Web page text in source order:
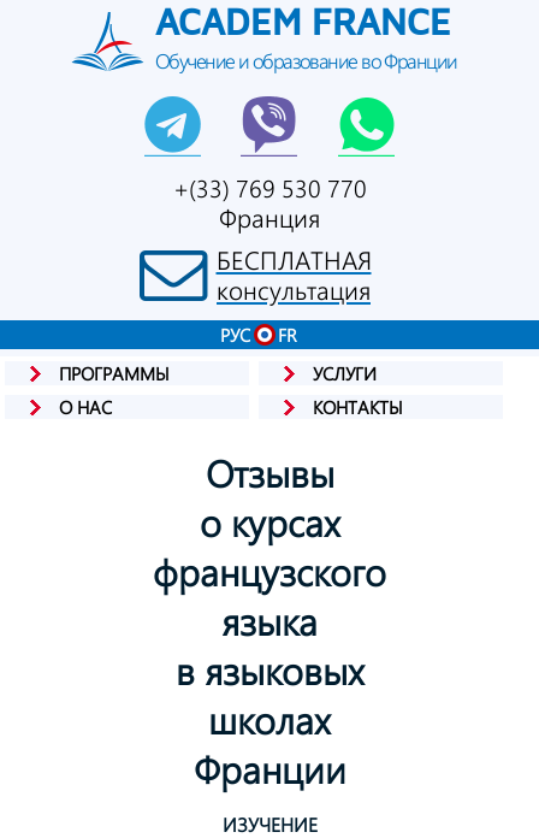
ACADEM FRANCE
Обучение и образование во Франции
+(33) 769 530 770
Франция
БЕСПЛАТНАЯ
консультация
РУС
FR
ПРОГРАММЫ
УСЛУГИ
О НАС
КОНТАКТЫ
Отзывы
о курсах
французского
языка
в языковых
школах
Франции
ИЗУЧЕНИЕ